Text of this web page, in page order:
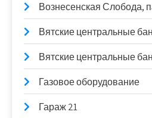
Вознесенская Слобода,
Вятские центральные
Вятские центральные
Газовое оборудование
Гараж 21